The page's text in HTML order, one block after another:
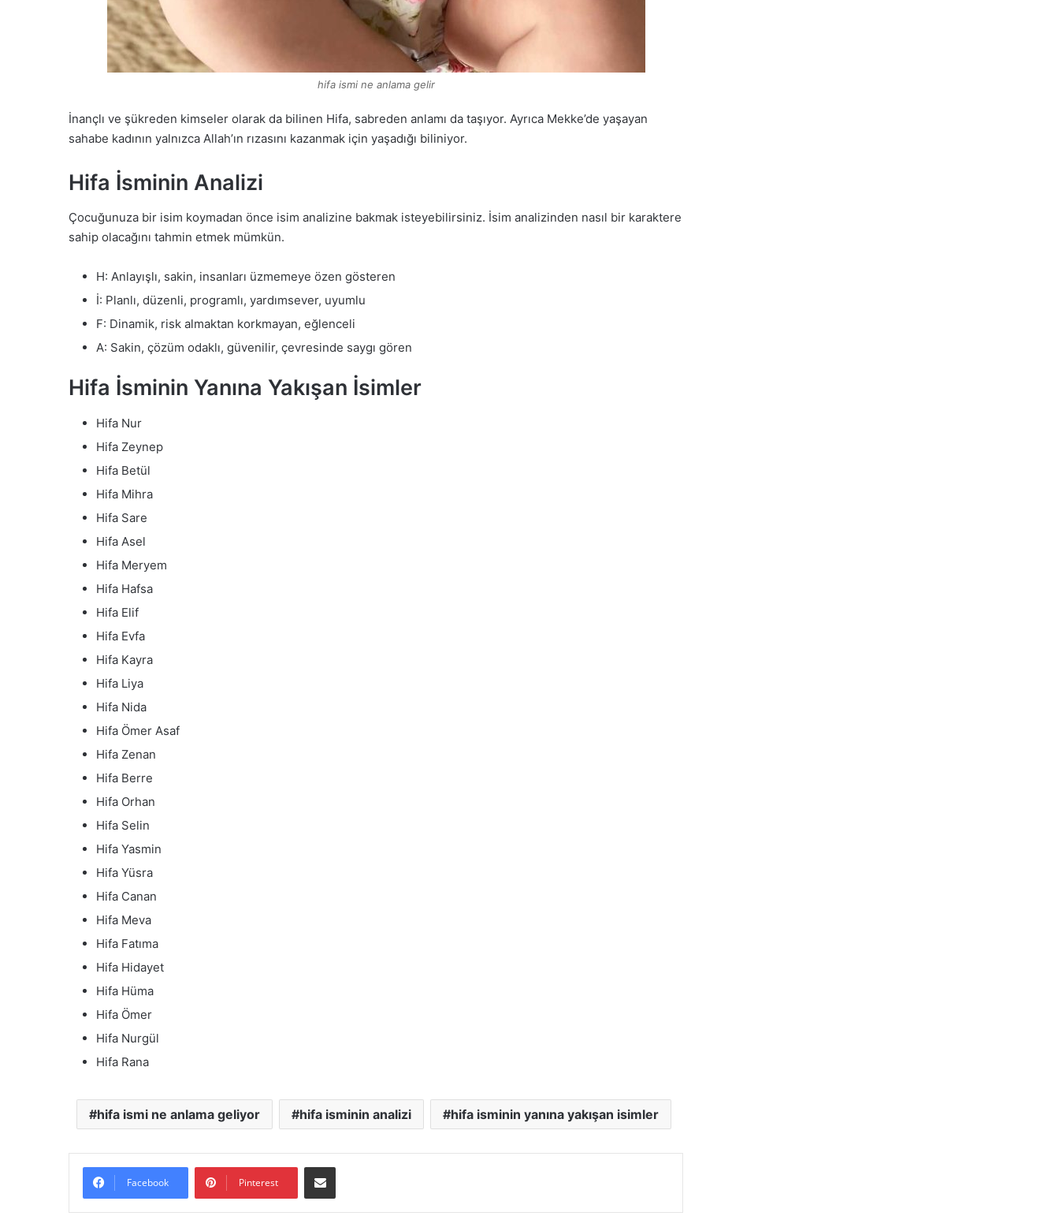
hifa ismi ne anlama gelir
İnançlı ve şükreden kimseler olarak da bilinen Hifa, sabreden anlamı da taşıyor. Ayrıca Mekke’de yaşayan
sahabe kadının yalnızca Allah’ın rızasını kazanmak için yaşadığı biliniyor.
Hifa İsminin Analizi
Çocuğunuza bir isim koymadan önce isim analizine bakmak isteyebilirsiniz. İsim analizinden nasıl bir karaktere
sahip olacağını tahmin etmek mümkün.
H: Anlayışlı, sakin, insanları üzmemeye özen gösteren
İ: Planlı, düzenli, programlı, yardımsever, uyumlu
F: Dinamik, risk almaktan korkmayan, eğlenceli
A: Sakin, çözüm odaklı, güvenilir, çevresinde saygı gören
Hifa İsminin Yanına Yakışan İsimler
Hifa Nur
Hifa Zeynep
Hifa Betül
Hifa Mihra
Hifa Sare
Hifa Asel
Hifa Meryem
Hifa Hafsa
Hifa Elif
Hifa Evfa
Hifa Kayra
Hifa Liya
Hifa Nida
Hifa Ömer Asaf
Hifa Zenan
Hifa Berre
Hifa Orhan
Hifa Selin
Hifa Yasmin
Hifa Yüsra
Hifa Canan
Hifa Meva
Hifa Fatıma
Hifa Hidayet
Hifa Hüma
Hifa Ömer
Hifa Nurgül
Hifa Rana
hifa ismi ne anlama geliyor hifa isminin analizi hifa isminin yanına yakışan isimler
Facebook Pinterest
E-Posta ile paylaş